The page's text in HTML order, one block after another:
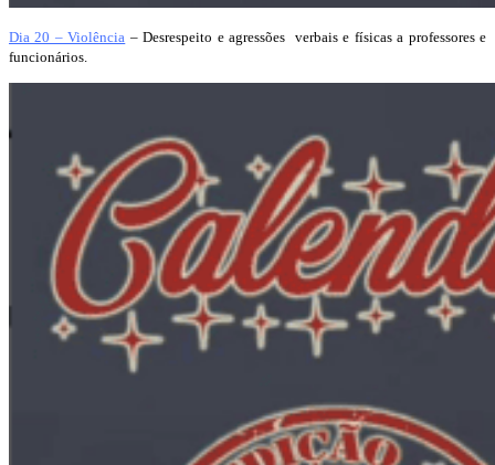
Dia 20 – Violência – Desrespeito e agressões verbais e físicas a professores e
funcionários.